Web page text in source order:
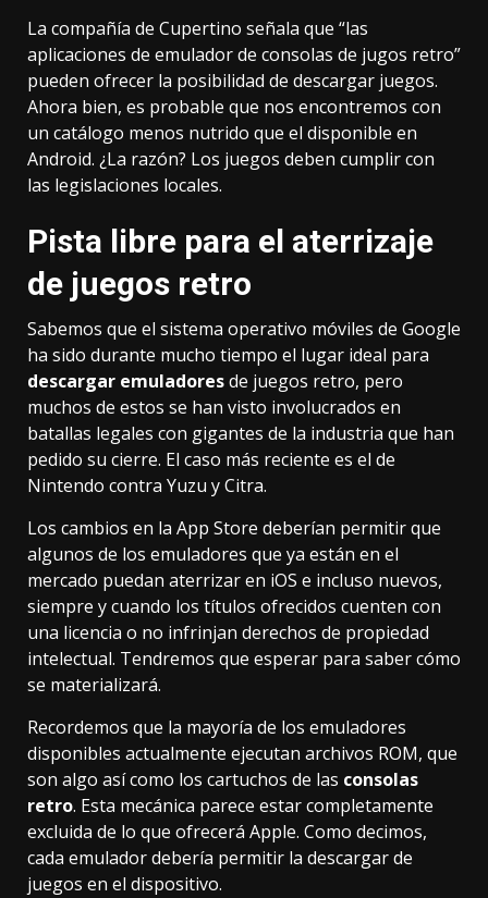
La compañía de Cupertino señala que “las
aplicaciones de emulador de consolas de jugos retro”
pueden ofrecer la posibilidad de descargar juegos.
Ahora bien, es probable que nos encontremos con
un catálogo menos nutrido que el disponible en
Android. ¿La razón? Los juegos deben cumplir con
las legislaciones locales.
Pista libre para el aterrizaje
de juegos retro
Sabemos que el sistema operativo móviles de Google
ha sido durante mucho tiempo el lugar ideal para
descargar emuladoresde juegos retro, pero
muchos de estos se han visto involucrados en
batallas legales con gigantes de la industria que han
pedido su cierre. El caso más reciente es el de
Nintendo contra Yuzu y Citra.
Los cambios en la App Store deberían permitir que
algunos de los emuladores que ya están en el
mercado puedan aterrizar en iOS e incluso nuevos,
siempre y cuando los títulos ofrecidos cuenten con
una licencia o no infrinjan derechos de propiedad
intelectual. Tendremos que esperar para saber cómo
se materializará.
Recordemos que la mayoría de los emuladores
disponibles actualmente ejecutan archivos ROM, que
son algo así como los cartuchos de las consolas
retro. Esta mecánica parece estar completamente
excluida de lo que ofrecerá Apple. Como decimos,
cada emulador debería permitir la descargar de
juegos en el dispositivo.